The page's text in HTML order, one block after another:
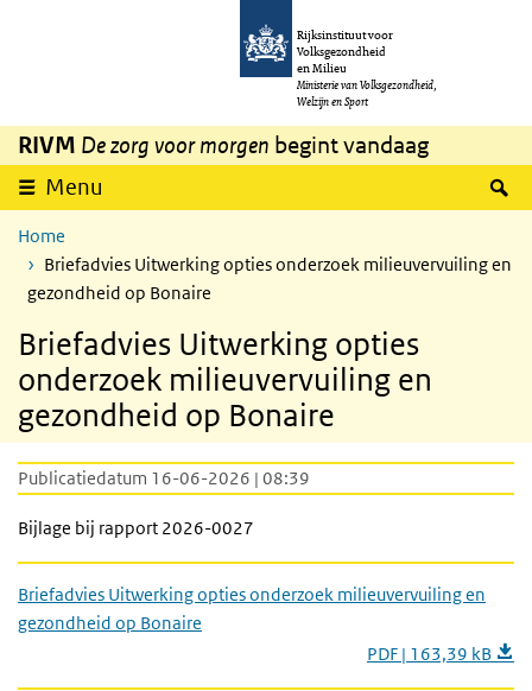
Overslaan en naar de inhoud gaan
Rijksinstituut voor
Volksgezondheid
en Milieu
Ministerie van Volksgezondheid,
Welzijn en Sport
RIVM De zorg voor morgen begint vandaag
Menu
Home
Briefadvies Uitwerking opties onderzoek milieuvervuiling en
gezondheid op Bonaire
Briefadvies Uitwerking opties
onderzoek milieuvervuiling en
gezondheid op Bonaire
Publicatiedatum 16-06-2026 | 08:39
Bijlage bij rapport 2026-0027
Briefadvies Uitwerking opties onderzoek milieuvervuiling en
gezondheid op Bonaire
PDF | 163,39 kB